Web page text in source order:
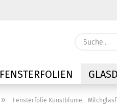
FENSTERFOLIEN
» Fensterfolie Kunstblume -